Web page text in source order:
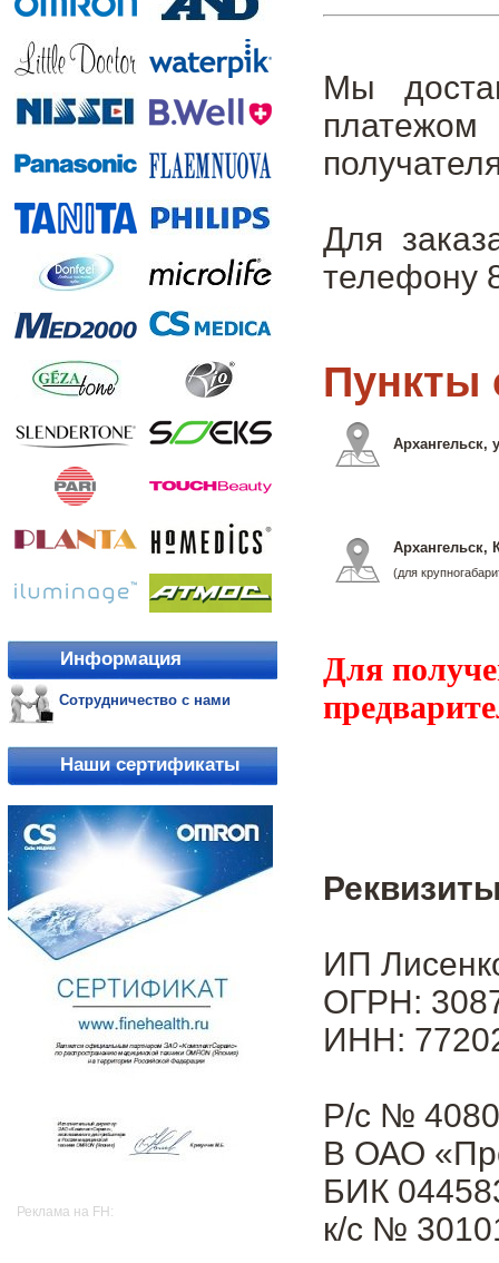
Информация
Сотрудничество с нами
Наши сертификаты
Реклама на FH:
Мы
Для
телефону
Пункты
Архангельск,
Архангельск,
(для
Для
ИП
ОГРН:
ИНН:
Р/с №
В ОАО
БИК
к/с №